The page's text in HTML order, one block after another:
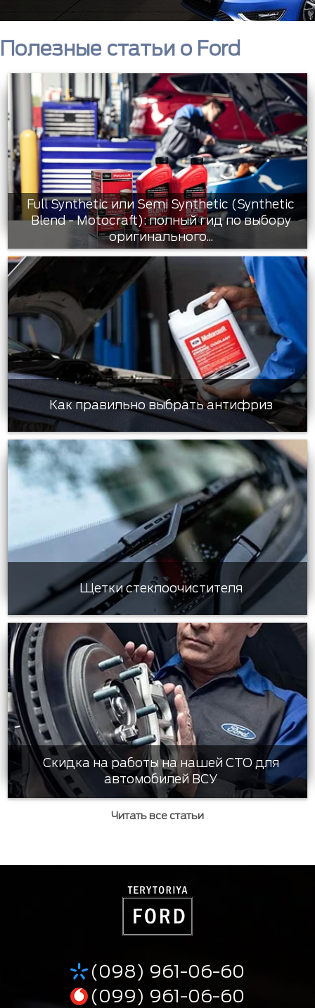
Полезные статьи о Ford
Full Synthetic или Semi Synthetic (Synthetic
Blend - Motocraft): полный гид по выбору
оригинального...
Как правильно выбрать антифриз
Щетки стеклоочистителя
Скидка на работы на нашей СТО для
автомобилей ВСУ
Читать все статьи
(098) 961-06-60
(099) 961-06-60